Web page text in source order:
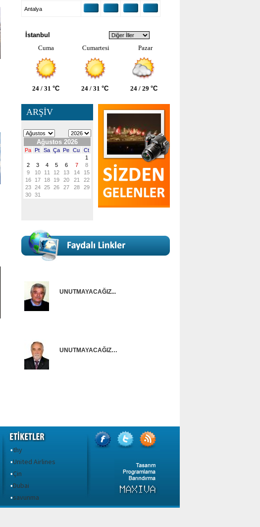
Antalya
İstanbul
Cuma
Cumartesi Pazar
24 / 31 °C 24 / 31 °C 24 / 29 °C
ARŞİV
UNUTMAYACAĞIZ...
UNUTMAYACAĞIZ…
•thy
•United Airlines
•Çin
•Dubai
•savunma